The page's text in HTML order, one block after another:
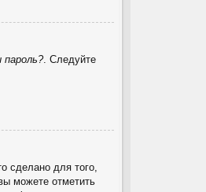
пароль?. Следуйте
сделано для того,
можете отметить